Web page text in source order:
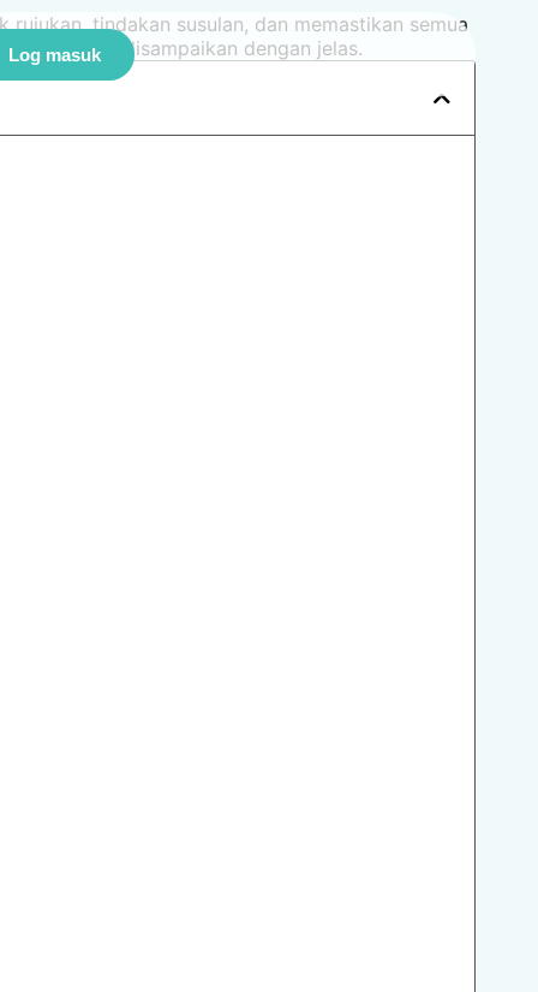
Log masuk
tindakan susulan, dan memastikan semua
maklumat disampaikan dengan jelas.